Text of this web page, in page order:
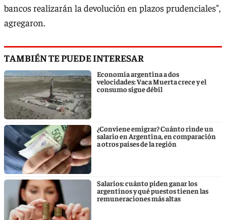
bancos realizarán la devolución en plazos prudenciales",
agregaron.
TAMBIÉN TE PUEDE INTERESAR
Economía argentina a dos
velocidades: Vaca Muerta crece y el
consumo sigue débil
¿Conviene emigrar? Cuánto rinde un
salario en Argentina, en comparación
a otros países de la región
Salarios: cuánto piden ganar los
argentinos y qué puestos tienen las
remuneraciones más altas